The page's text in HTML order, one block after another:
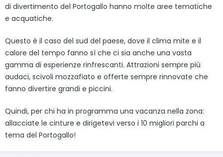
di divertimento del Portogallo hanno molte aree tematiche
e acquatiche.
Questo è il caso del sud del paese, dove il clima mite e il
calore del tempo fanno sì che ci sia anche una vasta
gamma di esperienze rinfrescanti. Attrazioni sempre più
audaci, scivoli mozzafiato e offerte sempre rinnovate che
fanno divertire grandi e piccini.
Quindi, per chi ha in programma una vacanza nella zona:
allacciate le cinture e dirigetevi verso i 10 migliori parchi a
tema del Portogallo!